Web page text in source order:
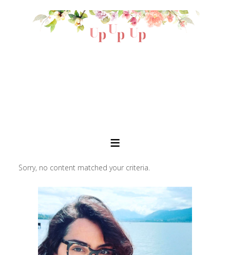
Sorry, no content matched your criteria.